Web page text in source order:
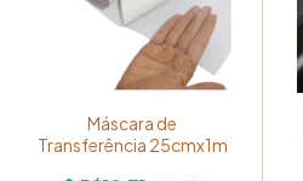
Máscara de
Transferência 25cmx1m